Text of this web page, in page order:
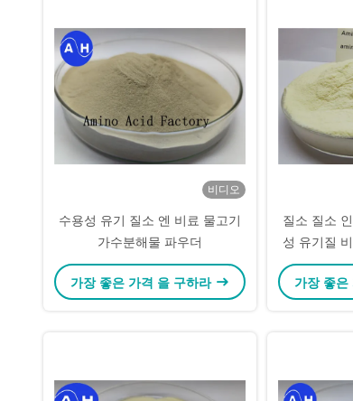
비디오
수용성 유기 질소 엔 비료 물고기
가수분해물 파우더
가장 좋은 가격 을 구하라
질소 질소
성 유기질
가장 좋은